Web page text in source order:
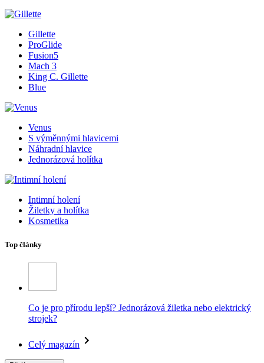
Gillette
ProGlide
Fusion5
Mach 3
King C. Gillette
Blue
Venus
S výměnnými hlavicemi
Náhradní hlavice
Jednorázová holítka
Intimní holení
Žiletky a holítka
Kosmetika
Top články
Co je pro přírodu lepší? Jednorázová žiletka nebo elektrický
strojek?
Celý magazín